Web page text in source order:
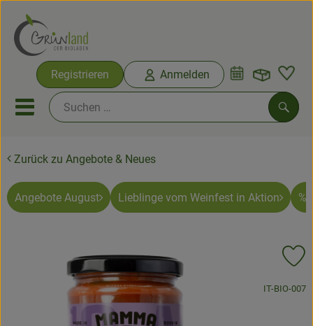
Registrieren Anmelden
Mobiles Menu öffnen oder
Ökokisten
Bio-Kochkisten
Ökokisten
Obst & Gemüse
Zurück zu Angebote & Neues
Angebote August Lieblinge vom Weinfest in Aktion %
,IT-BIO-007